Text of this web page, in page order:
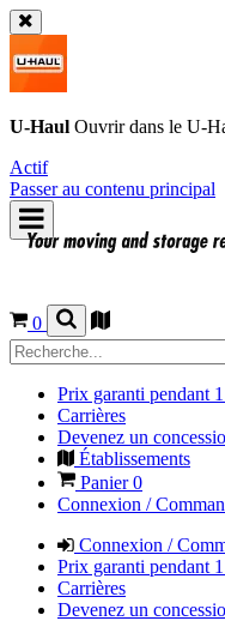
U-Haul Ouvrir dans le U-
Actif
Passer au contenu principal
0
Prix garanti pendant
Carrières
Devenez un
Établissements
Panier0
Connexion /
Connexion /
Prix garanti pendant
Carrières
Devenez un